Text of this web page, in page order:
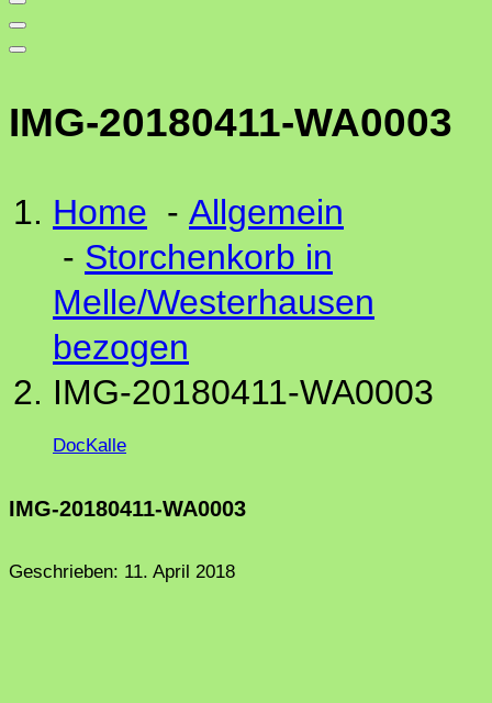
IMG-20180411-WA0003
Home - Allgemein
- Storchenkorb in
Melle/Westerhausen
bezogen
IMG-20180411-WA0003
DocKalle
IMG-20180411-WA0003
Geschrieben: 11. April 2018